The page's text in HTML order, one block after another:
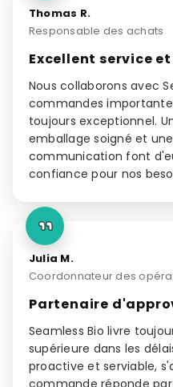
Thomas R.
Responsable des achats
Excellent service
Nous collaborons avec
commandes
toujours exceptionnel.
emballage soigné et
communication font
confiance pour nos
Julia M.
Coordonnateur des
Partenaire
Seamless Bio livre
supérieure dans les
proactive et serviable,